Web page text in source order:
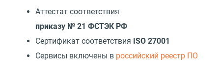
Аттестат соответствия
приказу № 21 ФСТЭК РФ
Сертификат соответствия ISO 27001
Cервисы включены в российский реестр ПО